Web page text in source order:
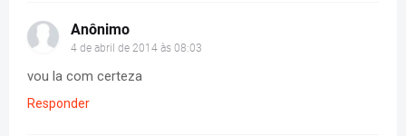
Anônimo
4 de abril de 2014 às 08:03
vou la com certeza
Responder